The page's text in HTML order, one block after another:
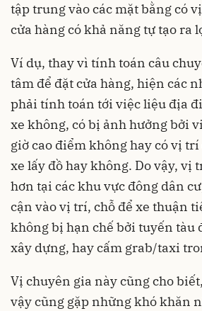
tập trung vào các mặt bằng có
cửa hàng có khả năng tự tạo ra
Ví dụ, thay vì tính toán câu
tâm để đặt cửa hàng, hiện các
phải tính toán tới việc liệu địa
xe không, có bị ảnh hưởng bởi
giờ cao điểm không hay có vị
xe lấy đồ hay không. Do vậy, vị
hơn tại các khu vực đông dân
cận vào vị trí, chỗ để xe thuận
không bị hạn chế bởi tuyến tàu
xây dựng, hay cấm grab/taxi
Vị chuyên gia này cũng cho
vậy cũng gặp những khó khăn